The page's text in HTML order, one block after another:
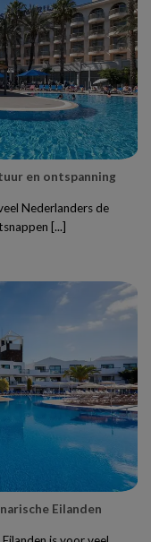
en ontspanning
Nederlanders de
[...]
Eilanden